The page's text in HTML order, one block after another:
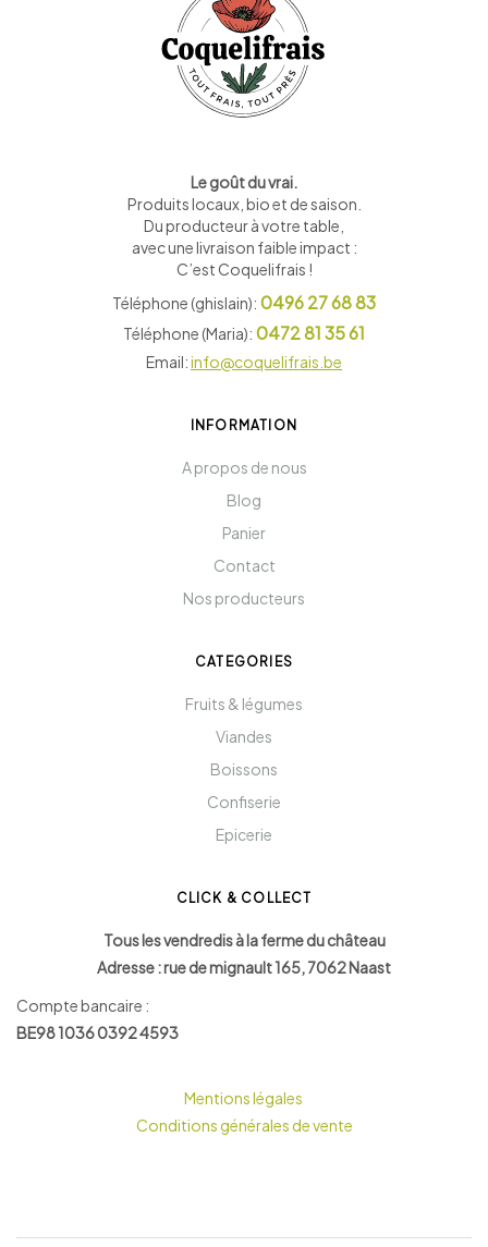
Le goût du vrai.
Produits locaux, bio et de saison
Du producteur à votre table,
avec une livraison faible impact :
C’est Coquelifrais !
Téléphone (ghislain): 0496 27 68 83
Téléphone (Maria): 0472 81 35 61
Email:info@coquelifrais.be
INFORMATION
A propos de nous
Blog
Panier
Contact
Nos producteurs
CATEGORIES
Fruits & légumes
Viandes
Boissons
Confiserie
Epicerie
CLICK & COLLECT
Tous les vendredis à la ferme du château
Adresse : rue de mignault 165, 7062 Naast
Compte bancaire :
BE98 1036 0392 4593
Mentions légales
Conditions générales de vente